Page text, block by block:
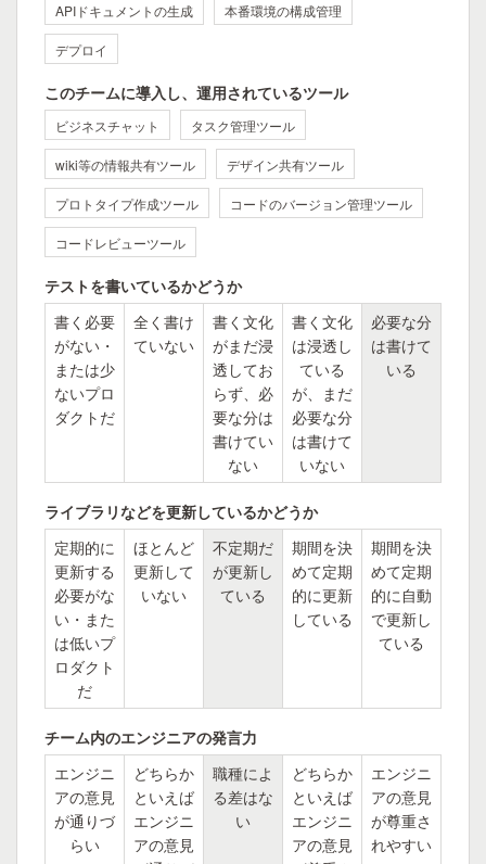
APIドキュメントの生成 本番環境の構成管理
デプロイ
このチームに導入し、運用されているツール
ビジネスチャット タスク管理ツール
wiki等の情報共有ツール デザイン共有ツール
プロトタイプ作成ツール コードのバージョン管理ツール
コードレビューツール
テストを書いているかどうか
書く必要
がない・
または少
ないプロ
ダクトだ
全く書け
ていない
書く文化
がまだ浸
透してお
らず、必
要な分は
書けてい
ない
書く文化
は浸透し
ている
が、まだ
必要な分
は書けて
いない
必要な分
は書けて
いる
ライブラリなどを更新しているかどうか
定期的に
更新する
必要がな
い・また
は低いプ
ロダクト
だ
ほとんど
更新して
いない
不定期だ
が更新し
ている
期間を決
めて定期
的に更新
している
期間を決
めて定期
的に自動
で更新し
ている
チーム内のエンジニアの発言力
エンジニ
アの意見
が通りづ
らい
どちらか
といえば
エンジニ
アの意見
職種によ
る差はな
い
どちらか
といえば
エンジニ
アの意見
エンジニ
アの意見
が尊重さ
れやすい